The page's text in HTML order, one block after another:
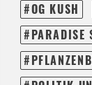
OG KUSH
PARADISE